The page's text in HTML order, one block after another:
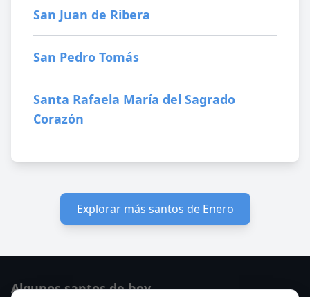
San Juan de Ribera
San Pedro Tomás
Santa Rafaela María del Sagrado
Corazón
Explorar más santos de Enero
Algunos santos de hoy